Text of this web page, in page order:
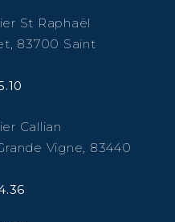
St Raphaël
83700 Saint
Callian
Vigne, 83440